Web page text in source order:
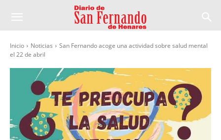
Inicio Noticias
San Fernando acoge una actividad sobre salud mental
el 22 de abril